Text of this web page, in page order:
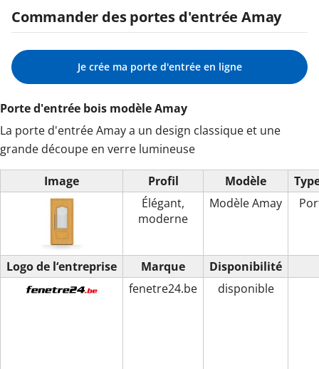
Commander des portes d'entrée Amay
Je crée ma porte d'entrée en ligne
Porte d'entrée bois modèle Amay
La porte d'entrée Amay a un design classique et une
grande découpe en verre lumineuse
Image
Profil
Élégant,
moderne
Modèle
Modèle Amay
Logo de l‘entreprise
Marque
fenetre24.be
Disponibilité
disponible